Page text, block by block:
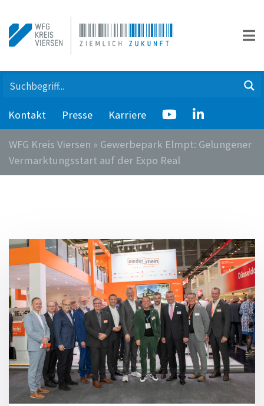
Kontakt Presse Karriere
WFG Kreis Viersen » Gewerbepark Elmpt: Gelungener
Vermarktungsstart auf der Expo Real